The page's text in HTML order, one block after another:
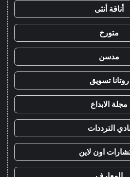
أناقة أنثى
متورخ
مدسن
روتانا تسويق
مجلة الابداع
الترددات
اون لاين